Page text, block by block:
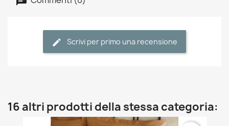
Scrivi per primo una recensione
16 altri prodotti della stessa categoria: